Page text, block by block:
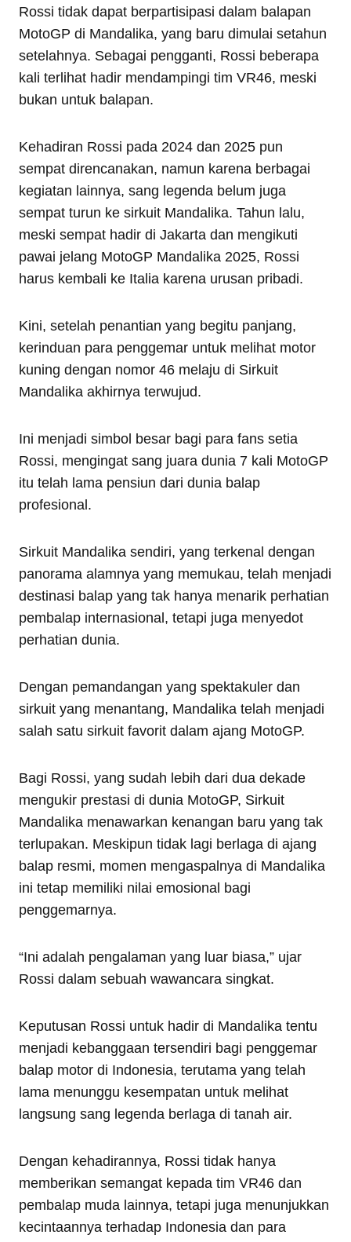
Rossi tidak dapat berpartisipasi dalam balapan
MotoGP di Mandalika, yang baru dimulai setahun
setelahnya. Sebagai pengganti, Rossi beberapa
kali terlihat hadir mendampingi tim VR46, meski
bukan untuk balapan.
Kehadiran Rossi pada 2024 dan 2025 pun
sempat direncanakan, namun karena berbagai
kegiatan lainnya, sang legenda belum juga
sempat turun ke sirkuit Mandalika. Tahun lalu,
meski sempat hadir di Jakarta dan mengikuti
pawai jelang MotoGP Mandalika 2025, Rossi
harus kembali ke Italia karena urusan pribadi.
Kini, setelah penantian yang begitu panjang,
kerinduan para penggemar untuk melihat motor
kuning dengan nomor 46 melaju di Sirkuit
Mandalika akhirnya terwujud.
Ini menjadi simbol besar bagi para fans setia
Rossi, mengingat sang juara dunia 7 kali MotoGP
itu telah lama pensiun dari dunia balap
profesional.
Sirkuit Mandalika sendiri, yang terkenal dengan
panorama alamnya yang memukau, telah menjadi
destinasi balap yang tak hanya menarik perhatian
pembalap internasional, tetapi juga menyedot
perhatian dunia.
Dengan pemandangan yang spektakuler dan
sirkuit yang menantang, Mandalika telah menjadi
salah satu sirkuit favorit dalam ajang MotoGP.
Bagi Rossi, yang sudah lebih dari dua dekade
mengukir prestasi di dunia MotoGP, Sirkuit
Mandalika menawarkan kenangan baru yang tak
terlupakan. Meskipun tidak lagi berlaga di ajang
balap resmi, momen mengaspalnya di Mandalika
ini tetap memiliki nilai emosional bagi
penggemarnya.
“Ini adalah pengalaman yang luar biasa,” ujar
Rossi dalam sebuah wawancara singkat.
Keputusan Rossi untuk hadir di Mandalika tentu
menjadi kebanggaan tersendiri bagi penggemar
balap motor di Indonesia, terutama yang telah
lama menunggu kesempatan untuk melihat
langsung sang legenda berlaga di tanah air.
Dengan kehadirannya, Rossi tidak hanya
memberikan semangat kepada tim VR46 dan
pembalap muda lainnya, tetapi juga menunjukkan
kecintaannya terhadap Indonesia dan para